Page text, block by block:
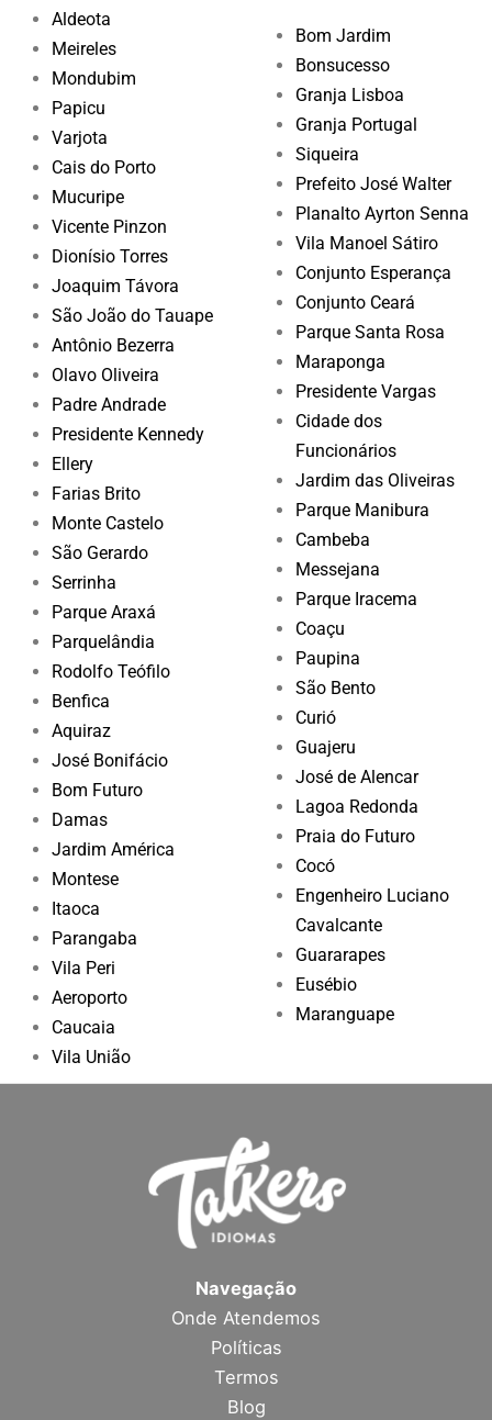
Aldeota
Meireles
Mondubim
Papicu
Varjota
Cais do Porto
Mucuripe
Vicente Pinzon
Dionísio Torres
Joaquim Távora
São João do Tauape
Antônio Bezerra
Olavo Oliveira
Padre Andrade
Presidente Kennedy
Ellery
Farias Brito
Monte Castelo
São Gerardo
Serrinha
Parque Araxá
Parquelândia
Rodolfo Teófilo
Benfica
Aquiraz
José Bonifácio
Bom Futuro
Damas
Jardim América
Montese
Itaoca
Parangaba
Vila Peri
Aeroporto
Caucaia
Vila União
Bom Jardim
Bonsucesso
Granja Lisboa
Granja Portugal
Siqueira
Prefeito José Walter
Planalto Ayrton Senna
Vila Manoel Sátiro
Conjunto Esperança
Conjunto Ceará
Parque Santa Rosa
Maraponga
Presidente Vargas
Cidade dos
Funcionários
Jardim das Oliveiras
Parque Manibura
Cambeba
Messejana
Parque Iracema
Coaçu
Paupina
São Bento
Curió
Guajeru
José de Alencar
Lagoa Redonda
Praia do Futuro
Cocó
Engenheiro Luciano
Cavalcante
Guararapes
Eusébio
Maranguape
Navegação
Onde Atendemos
Políticas
Termos
Blog